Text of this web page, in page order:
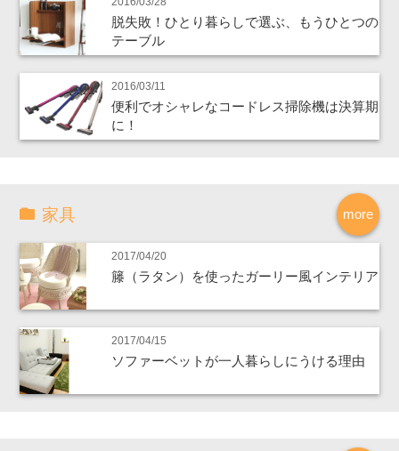
脱失敗！ひとり暮らしで選ぶ、もうひとつの
テーブル
2016/03/11
便利でオシャレなコードレス掃除機は決算期
に！
more
家具
2017/04/20
籐（ラタン）を使ったガーリー風インテリア
2017/04/15
ソファーベットが一人暮らしにうける理由